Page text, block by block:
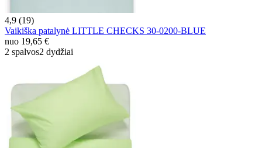
4,9 (19)
Vaikiška patalynė LITTLE CHECKS 30-0200-BLUE
nuo 19,65 €
2 spalvos2 dydžiai